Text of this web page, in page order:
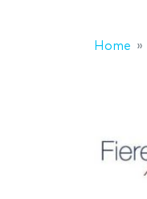
Home